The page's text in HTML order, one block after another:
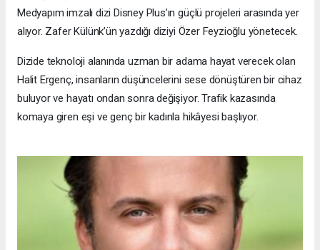
Medyapım imzalı dizi Disney Plus’ın güçlü projeleri arasında yer
alıyor. Zafer Külünk’ün yazdığı diziyi Özer Feyzioğlu yönetecek.
Dizide teknoloji alanında uzman bir adama hayat verecek olan
Halit Ergenç, insanların düşüncelerini sese dönüştüren bir cihaz
buluyor ve hayatı ondan sonra değişiyor. Trafik kazasında
komaya giren eşi ve genç bir kadınla hikâyesi başlıyor.